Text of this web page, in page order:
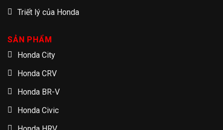
Triết lý của Honda
SẢN PHẨM
Honda City
Honda CRV
Honda BR-V
Honda Civic